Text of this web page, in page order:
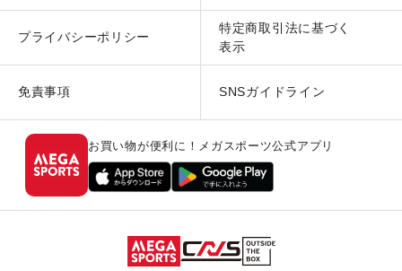
プライバシーポリシー
特定商取引法に基づく
表示
免責事項 SNSガイドライン
お買い物が便利に！メガスポーツ公式アプリ